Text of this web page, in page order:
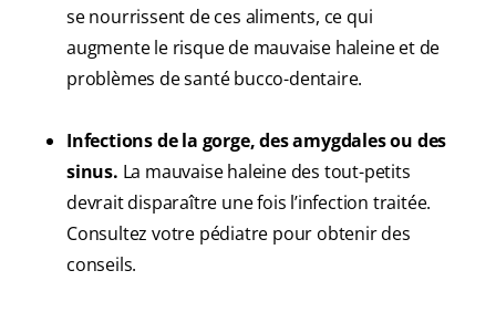
se nourrissent de ces aliments, ce qui
augmente le risque de mauvaise haleine et de
problèmes de santé bucco-dentaire.
Infections de la gorge, des amygdales ou des
sinus. La mauvaise haleine des tout-petits
devrait disparaître une fois l’infection traitée.
Consultez votre pédiatre pour obtenir des
conseils.